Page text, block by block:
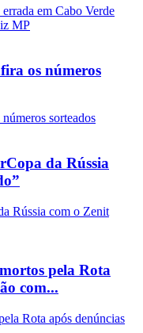
os números
da Rússia
pela Rota
com...